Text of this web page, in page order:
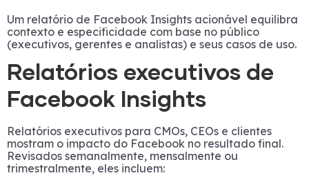
Um relatório de Facebook Insights acionável equilibra
contexto e especificidade com base no público
(executivos, gerentes e analistas) e seus casos de uso.
Relatórios executivos de
Facebook Insights
Relatórios executivos para CMOs, CEOs e clientes
mostram o impacto do Facebook no resultado final.
Revisados semanalmente, mensalmente ou
trimestralmente, eles incluem: